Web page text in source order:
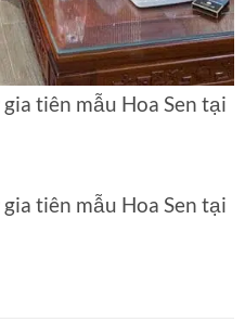
tiên mẫu Hoa Sen tại
tiên mẫu Hoa Sen tại